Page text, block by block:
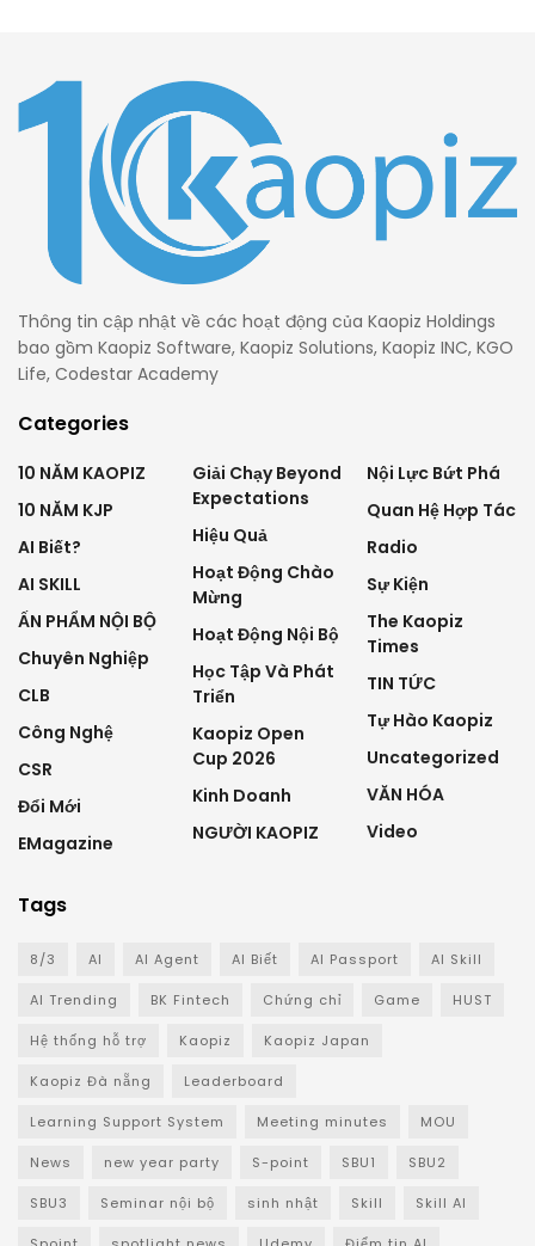
Thông tin cập nhật về các hoạt động của Kaopiz Holdings
bao gồm Kaopiz Software, Kaopiz Solutions, Kaopiz INC, KGO
Life, Codestar Academy
Categories
10 NĂM KAOPIZ
10 NĂM KJP
AI Biết?
AI SKILL
ẤN PHẨM NỘI BỘ
Chuyên Nghiệp
CLB
Công Nghệ
CSR
Đổi Mới
EMagazine
Giải Chạy Beyond
Expectations
Hiệu Quả
Hoạt Động Chào
Mừng
Hoạt Động Nội Bộ
Học Tập Và Phát
Triển
Kaopiz Open
Cup 2026
Kinh Doanh
NGƯỜI KAOPIZ
Nội Lực Bứt Phá
Quan Hệ Hợp Tác
Radio
Sự Kiện
The Kaopiz
Times
TIN TỨC
Tự Hào Kaopiz
Uncategorized
VĂN HÓA
Video
Tags
8/3 AI AI Agent AI Biết AI Passport AI Skill
AI Trending BK Fintech Chứng chỉ Game HUST
Hệ thống hỗ trợ Kaopiz Kaopiz Japan
Kaopiz Đà nẵng Leaderboard
Learning Support System Meeting minutes MOU
News new year party S-point SBU1 SBU2
SBU3 Seminar nội bộ sinh nhật Skill Skill AI